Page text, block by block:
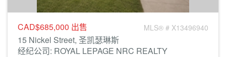
CAD$685,000 出售 MLS® # X13496940
15 Nickel Street, 圣凯瑟琳斯
经纪公司: ROYAL LEPAGE NRC REALTY